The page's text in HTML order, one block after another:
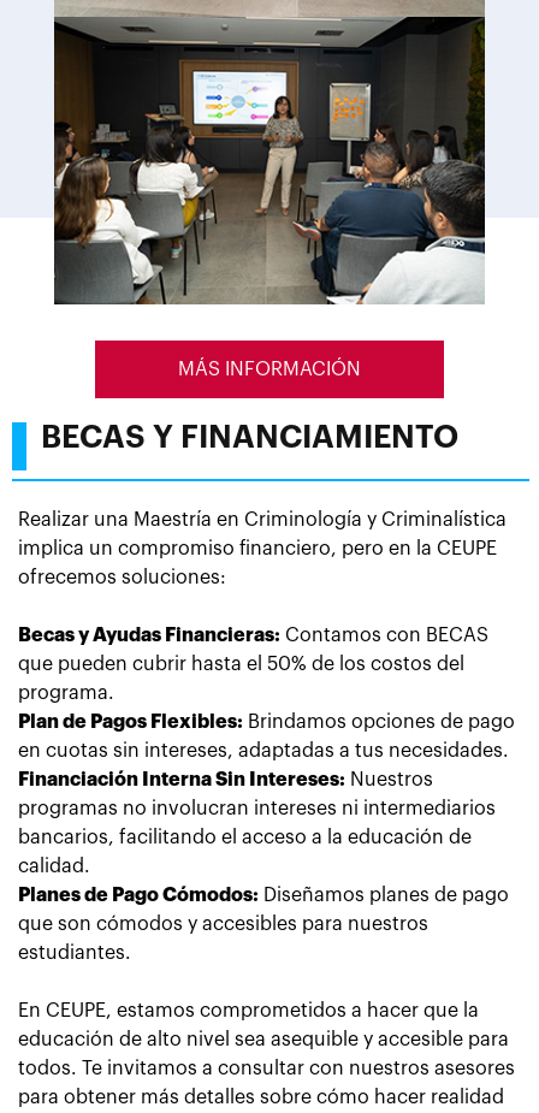
MÁS INFORMACIÓN
BECAS Y FINANCIAMIENTO
Realizar una Maestría en Criminología y Criminalística
implica un compromiso financiero, pero en la CEUPE
ofrecemos soluciones:
Becas y Ayudas Financieras: Contamos con BECAS
que pueden cubrir hasta el 50% de los costos del
programa.
Plan de Pagos Flexibles: Brindamos opciones de pago
en cuotas sin intereses, adaptadas a tus necesidades.
Financiación Interna Sin Intereses: Nuestros
programas no involucran intereses ni intermediarios
bancarios, facilitando el acceso a la educación de
calidad.
Planes de Pago Cómodos: Diseñamos planes de pago
que son cómodos y accesibles para nuestros
estudiantes.
En CEUPE, estamos comprometidos a hacer que la
educación de alto nivel sea asequible y accesible para
todos. Te invitamos a consultar con nuestros asesores
para obtener más detalles sobre cómo hacer realidad